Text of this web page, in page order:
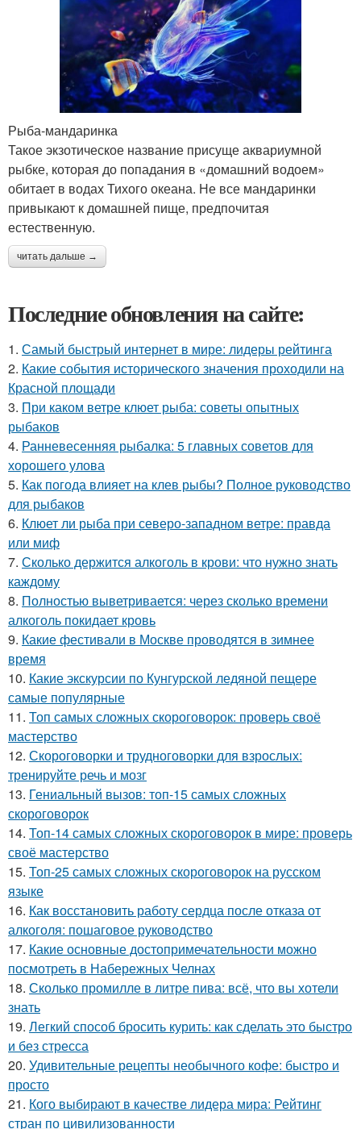
Рыба-мандаринка
Такое экзотическое название присуще аквариумной
рыбке, которая до попадания в «домашний водоем»
обитает в водах Тихого океана. Не все мандаринки
привыкают к домашней пище, предпочитая
естественную.
читать дальше →
Последние обновления на сайте:
1. Самый быстрый интернет в мире: лидеры рейтинга
2. Какие события исторического значения проходили на
Красной площади
3. При каком ветре клюет рыба: советы опытных
рыбаков
4. Ранневесенняя рыбалка: 5 главных советов для
хорошего улова
5. Как погода влияет на клев рыбы? Полное руководство
для рыбаков
6. Клюет ли рыба при северо-западном ветре: правда
или миф
7. Сколько держится алкоголь в крови: что нужно знать
каждому
8. Полностью выветривается: через сколько времени
алкоголь покидает кровь
9. Какие фестивали в Москве проводятся в зимнее
время
10. Какие экскурсии по Кунгурской ледяной пещере
самые популярные
11. Топ самых сложных скороговорок: проверь своё
мастерство
12. Скороговорки и трудноговорки для взрослых:
тренируйте речь и мозг
13. Гениальный вызов: топ-15 самых сложных
скороговорок
14. Топ-14 самых сложных скороговорок в мире: проверь
своё мастерство
15. Топ-25 самых сложных скороговорок на русском
языке
16. Как восстановить работу сердца после отказа от
алкоголя: пошаговое руководство
17. Какие основные достопримечательности можно
посмотреть в Набережных Челнах
18. Сколько промилле в литре пива: всё, что вы хотели
знать
19. Легкий способ бросить курить: как сделать это быстро
и без стресса
20. Удивительные рецепты необычного кофе: быстро и
просто
21. Кого выбирают в качестве лидера мира: Рейтинг
стран по цивилизованности